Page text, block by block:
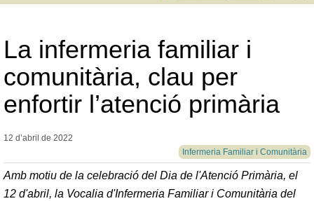
La infermeria familiar i
comunitària, clau per
enfortir l’atenció primària
12 d’abril de 2022
Infermeria Familiar i Comunitària
Amb motiu de la celebració del Dia de l'Atenció Primària, el
12 d'abril, la Vocalia d'Infermeria Familiar i Comunitària del